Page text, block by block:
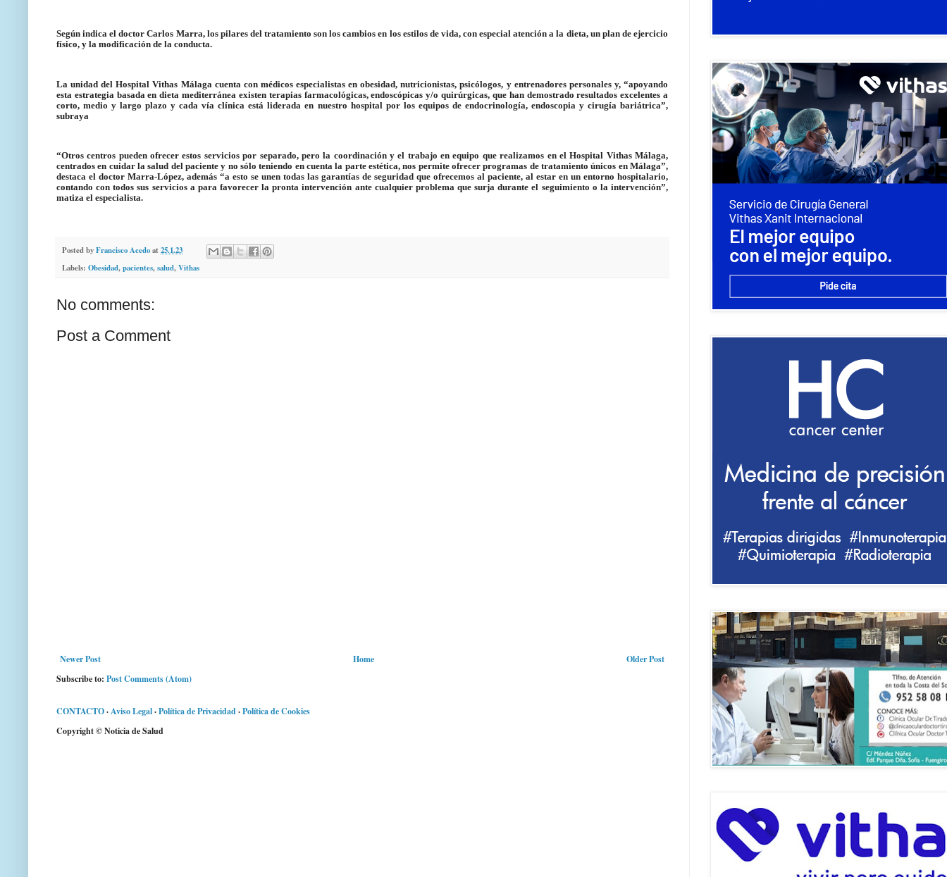
Según indica el doctor Carlos Marra, los pilares del tratamiento son los cambios en los estilos de vida, con especial atención a la dieta, un plan de ejercicio
físico, y la modificación de la conducta.
La unidad del Hospital Vithas Málaga cuenta con médicos especialistas en obesidad, nutricionistas, psicólogos, y entrenadores personales y, “apoyando
esta estrategia basada en dieta mediterránea existen terapias farmacológicas, endoscópicas y/o quirúrgicas, que han demostrado resultados excelentes a
corto, medio y largo plazo y cada vía clínica está liderada en nuestro hospital por los equipos de endocrinología, endoscopia y cirugía bariátrica”,
subraya
“Otros centros pueden ofrecer estos servicios por separado, pero la coordinación y el trabajo en equipo que realizamos en el Hospital Vithas Málaga,
centrados en cuidar la salud del paciente y no sólo teniendo en cuenta la parte estética, nos permite ofrecer programas de tratamiento únicos en Málaga”,
destaca el doctor Marra-López, además “a esto se unen todas las garantías de seguridad que ofrecemos al paciente, al estar en un entorno hospitalario,
contando con todos sus servicios a para favorecer la pronta intervención ante cualquier problema que surja durante el seguimiento o la intervención”,
matiza el especialista.
Posted byFrancisco Acedoat 25.1.23
Labels: Obesidad,pacientes,salud,Vithas
No comments:
Post a Comment
Newer Post Older Post
Home
Subscribe to: Post Comments (Atom)
CONTACTO·Aviso Legal·Política de Privacidad·Política de Cookies
Copyright © Noticia de Salud